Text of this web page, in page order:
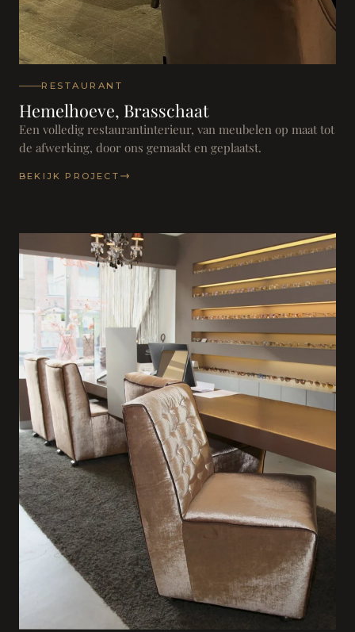
RESTAURANT
Hemelhoeve, Brasschaat
Een volledig restaurantinterieur, van meubelen op maat tot
de afwerking, door ons gemaakt en geplaatst.
BEKIJK PROJECT